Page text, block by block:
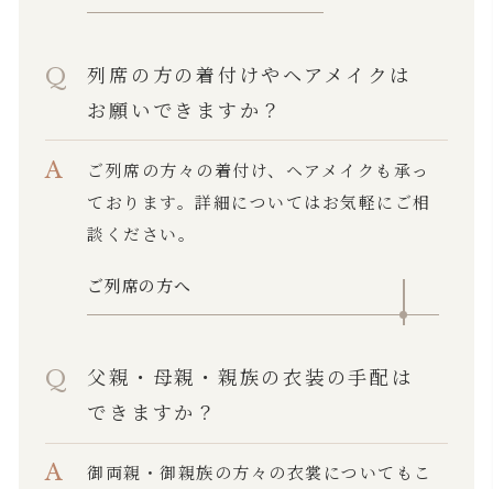
列席の方の着付けやヘアメイクは
お願いできますか？
ご列席の方々の着付け、ヘアメイクも承っ
ております。詳細についてはお気軽にご相
談ください。
ご列席の方へ
父親・母親・親族の衣装の手配は
できますか？
御両親・御親族の方々の衣裳についてもこ